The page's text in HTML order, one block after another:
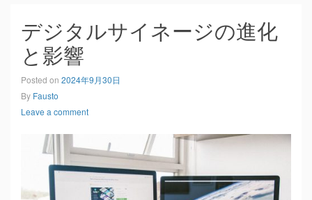
デジタルサイネージの進化
と影響
Posted on 2024年9月30日
By Fausto
Leave a comment